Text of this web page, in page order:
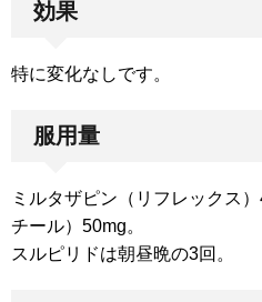
効果
特に変化なしです。
服用量
ミルタザピン（リフレックス
チール）50mg。
スルピリドは朝昼晩の3回。